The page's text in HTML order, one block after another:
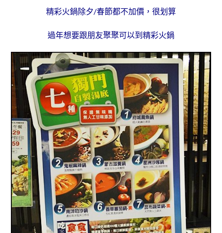
精彩火鍋除夕/春節都不加價，很划算
過年想要跟朋友聚聚可以到精彩火鍋